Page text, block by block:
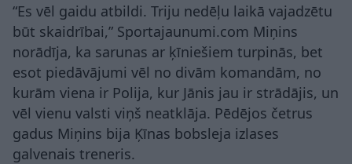
“Es vēl gaidu atbildi. Triju nedēļu laikā vajadzētu
būt skaidrībai,” Sportajaunumi.com Miņins
norādīja, ka sarunas ar ķīniešiem turpinās, bet
esot piedāvājumi vēl no divām komandām, no
kurām viena ir Polija, kur Jānis jau ir strādājis, un
vēl vienu valsti viņš neatklāja. Pēdējos četrus
gadus Miņins bija Ķīnas bobsleja izlases
galvenais treneris.